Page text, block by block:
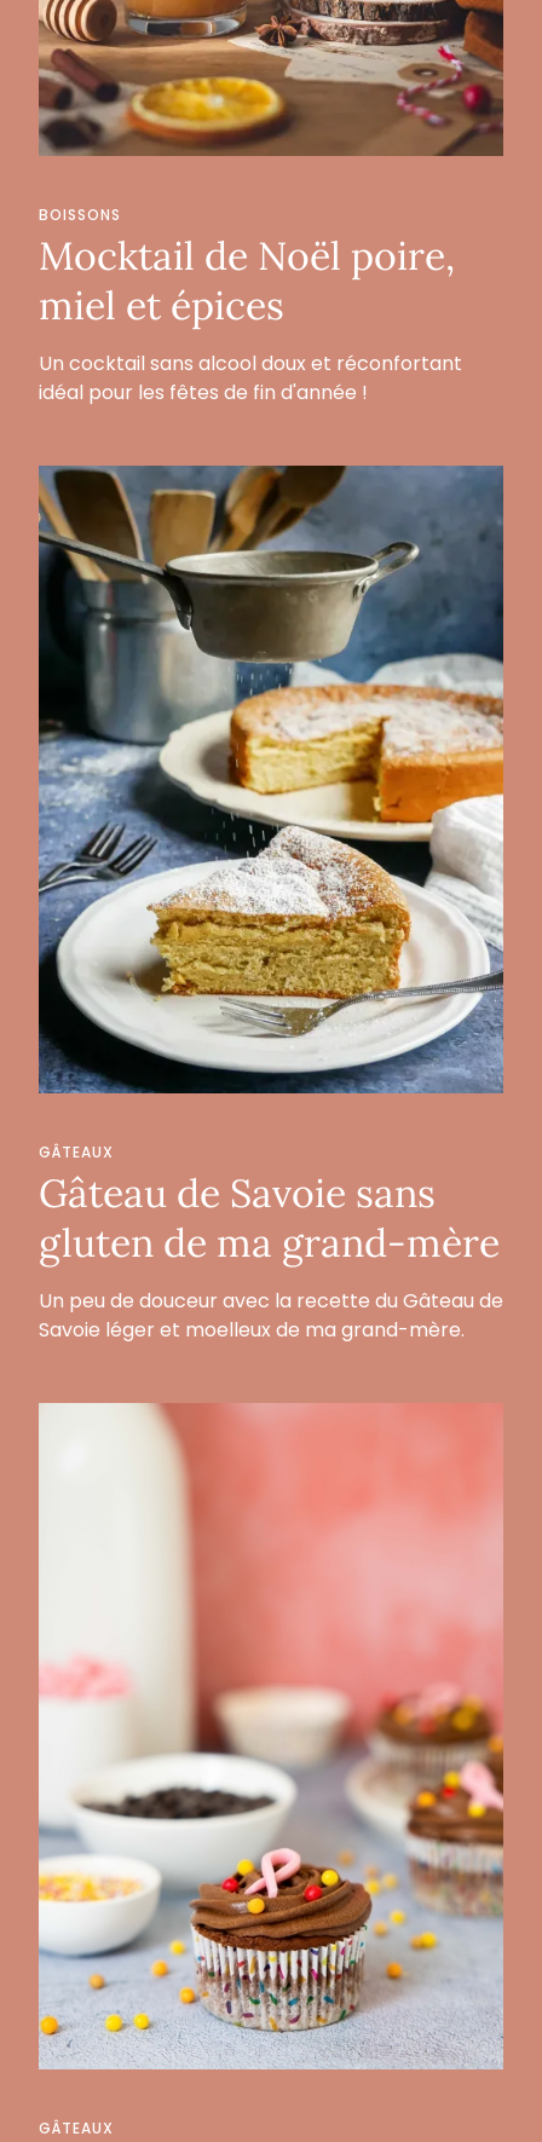
BOISSONS
Mocktail de Noël poire,
miel et épices
Un cocktail sans alcool doux et réconfortant
idéal pour les fêtes de fin d'année !
GÂTEAUX
Gâteau de Savoie sans
gluten de ma grand-mère
Un peu de douceur avec la recette du Gâteau de
Savoie léger et moelleux de ma grand-mère.
GÂTEAUX